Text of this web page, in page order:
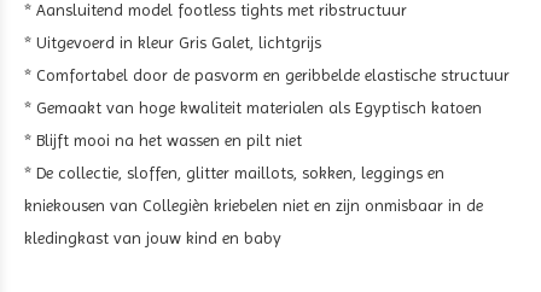
* Aansluitend model footless tights met ribstructuur
* Uitgevoerd in kleur Gris Galet, lichtgrijs
* Comfortabel door de pasvorm en geribbelde elastische structuur
* Gemaakt van hoge kwaliteit materialen als Egyptisch katoen
* Blijft mooi na het wassen en pilt niet
* De collectie, sloffen, glitter maillots, sokken, leggings en
kniekousen van Collegièn kriebelen niet en zijn onmisbaar in de
kledingkast van jouw kind en baby